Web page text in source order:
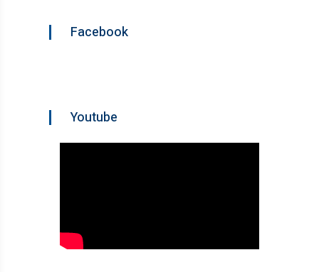
Facebook
Youtube